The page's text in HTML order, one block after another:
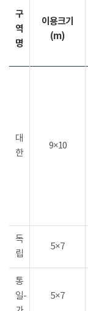
구
역
명
이용크기
(m)
대
한
9×10
독
립
5×7
통
일-
5×7